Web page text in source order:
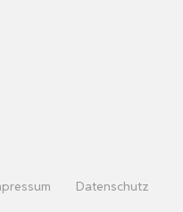
Datenschutz